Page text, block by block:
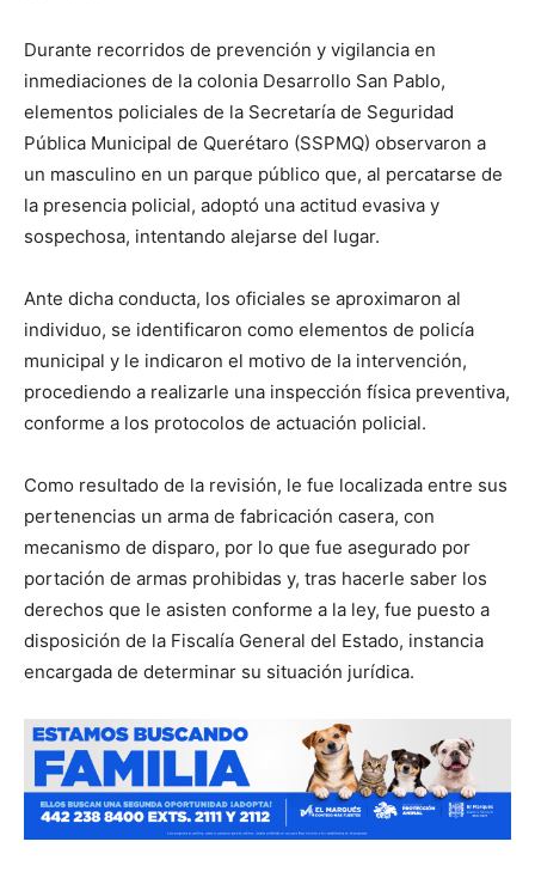
Durante recorridos de prevención y vigilancia en
inmediaciones de la colonia Desarrollo San Pablo,
elementos policiales de la Secretaría de Seguridad
Pública Municipal de Querétaro (SSPMQ) observaron a
un masculino en un parque público que, al percatarse de
la presencia policial, adoptó una actitud evasiva y
sospechosa, intentando alejarse del lugar.
Ante dicha conducta, los oficiales se aproximaron al
individuo, se identificaron como elementos de policía
municipal y le indicaron el motivo de la intervención,
procediendo a realizarle una inspección física preventiva,
conforme a los protocolos de actuación policial.
Como resultado de la revisión, le fue localizada entre sus
pertenencias un arma de fabricación casera, con
mecanismo de disparo, por lo que fue asegurado por
portación de armas prohibidas y, tras hacerle saber los
derechos que le asisten conforme a la ley, fue puesto a
disposición de la Fiscalía General del Estado, instancia
encargada de determinar su situación jurídica.